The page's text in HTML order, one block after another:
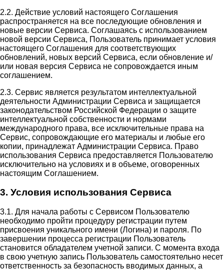
2.2. Действие условий настоящего Соглашения
распространяется на все последующие обновления и
новые версии Сервиса. Соглашаясь с использованием
новой версии Сервиса, Пользователь принимает условия
настоящего Соглашения для соответствующих
обновлений, новых версий Сервиса, если обновление и/
или новая версия Сервиса не сопровождается иным
соглашением.
2.3. Сервис является результатом интеллектуальной
деятельности Администрации Сервиса и защищается
законодательством Российской Федерации о защите
интеллектуальной собственности и нормами
международного права, все исключительные права на
Сервис, сопровождающие его материалы и любые его
копии, принадлежат Администрации Сервиса. Право
использования Сервиса предоставляется Пользователю
исключительно на условиях и в объеме, оговоренных
настоящим Соглашением.
3. Условия использования Сервиса
3.1. Для начала работы с Сервисом Пользователю
необходимо пройти процедуру регистрации путем
присвоения уникального имени (Логина) и пароля. По
завершении процесса регистрации Пользователь
становится обладателем учетной записи. С момента входа
в свою учетную запись Пользователь самостоятельно несет
ответственность за безопасность вводимых данных, а